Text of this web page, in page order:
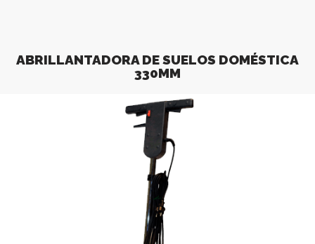
ABRILLANTADORA DE SUELOS DOMÉSTICA
330MM